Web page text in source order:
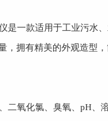
一款适用于工业污水
，拥有精美的外观造型
氧化氯、臭氧、pH、